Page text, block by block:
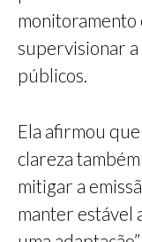
monitoramento
supervisionar
públicos.
Ela afirmou
clareza
mitigar a
manter estável